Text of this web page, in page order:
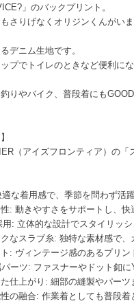
」のバックプリント。
さりげなくオリジンくんがいま
デニム生地です。
プでトイレのときなど便利にな
りやバイク、普段着にもGOOD
（アイズフロンティア）の
な着用感で、季節を問わず活躍
: 動きやすさをサポートし、快
用: 立体的な設計でスタイリッ
なスラブ糸: 独特な素材感で、
: ヴィンテージ感のあるプリン
ーツ: ファスナーやドット釦
仕上がり: 細部の縫製やパーツ
の融合: 作業着としても普段着